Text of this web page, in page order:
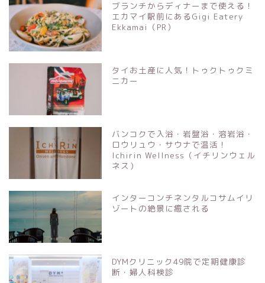
ブランチからディナーまで使える！
エカマイ駅前にあるGigi Eatery
Ekkamai（PR）
タイお土産に人気！トゥクトゥクミ
ニカー
バンコクで入浴・岩盤浴・溶岩浴・
ロウリュウ・サウナで温活！
Ichirin Wellness（イチリンウェル
ネス）
インターコンチネンタルコサムイリ
ゾートの絶景に癒される
DYMクリニック49院で定期健康診
断・婦人科検診